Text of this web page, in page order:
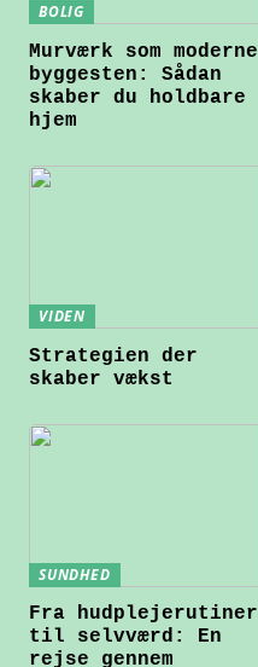
BOLIG
Murværk som moderne
byggesten: Sådan
skaber du holdbare
hjem
VIDEN
Strategien der
skaber vækst
SUNDHED
Fra hudplejerutiner
til selvværd: En
rejse gennem